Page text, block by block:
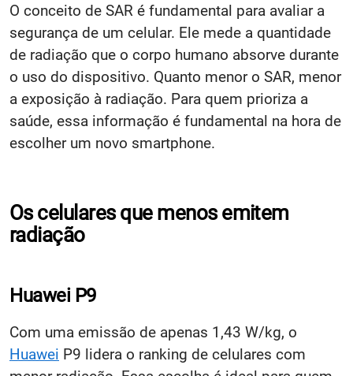
O conceito de SAR é fundamental para avaliar a
segurança de um celular. Ele mede a quantidade
de radiação que o corpo humano absorve durante
o uso do dispositivo. Quanto menor o SAR, menor
a exposição à radiação. Para quem prioriza a
saúde, essa informação é fundamental na hora de
escolher um novo smartphone.
Os celulares que menos emitem
radiação
Huawei P9
Com uma emissão de apenas 1,43 W/kg, o
Huawei P9 lidera o ranking de celulares com